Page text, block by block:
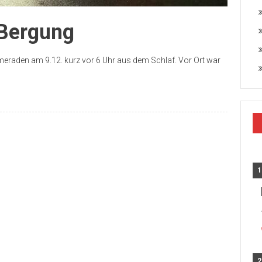
am 9.12. kurz vor 6 Uhr aus dem Schlaf. Vor Ort war